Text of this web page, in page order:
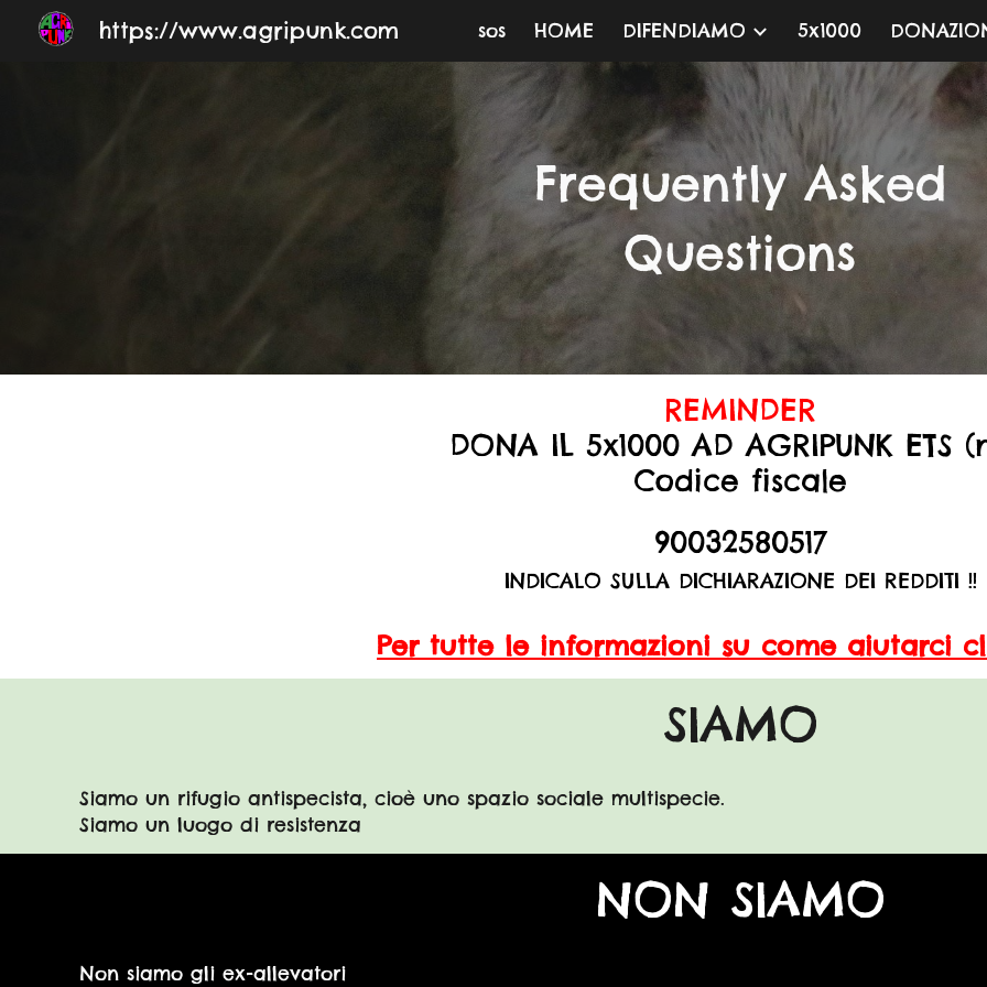
Skip to main content Skip to
https://www.agripunk.com sos HOME DIFENDIAMO 5x1000
FrequentlyAsked
Questions
REMINDER
DONA IL 5x1000 AD AGRIPUNK ETS
Codice fiscale
90032580517
INDICALO SULLA DICHIARAZIONE DEI REDDITI !!
Per tutte le informazioni su come aiutarci
SIAMO
Siamo un rifugio antispecista, cioè uno spazio sociale multispecie.
Siamo un luogo di resistenza
NON SIAMO
Non siamo gli ex-allevatori